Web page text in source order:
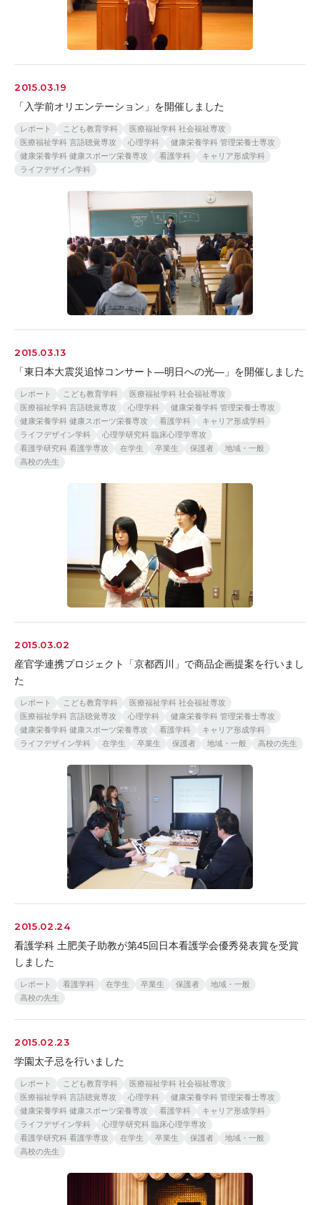
2015.03.19
「入学前オリエンテーション」を開催しました
レポート こども教育学科
医療福祉学科 社会福祉専攻
医療福祉学科 言語聴覚専攻
心理学科
健康栄養学科 管理栄養士専攻
健康栄養学科 健康スポーツ栄養専攻
看護学科
キャリア形成学科
ライフデザイン学科
2015.03.13
「東日本大震災追悼コンサート―明日への光―」を開催しました
レポート こども教育学科
医療福祉学科 社会福祉専攻
医療福祉学科 言語聴覚専攻
心理学科
健康栄養学科 管理栄養士専攻
健康栄養学科 健康スポーツ栄養専攻
看護学科
キャリア形成学科
ライフデザイン学科
心理学研究科 臨床心理学専攻
看護学研究科 看護学専攻
在学生 卒業生 保護者
地域・一般
高校の先生
2015.03.02
産官学連携プロジェクト「京都西川」で商品企画提案を行いまし
た
レポート こども教育学科
医療福祉学科 社会福祉専攻
医療福祉学科 言語聴覚専攻
心理学科
健康栄養学科 管理栄養士専攻
健康栄養学科 健康スポーツ栄養専攻
看護学科
キャリア形成学科
ライフデザイン学科
在学生 卒業生 保護者 地域・一般 高校の先生
2015.02.24
看護学科 土肥美子助教が第45回日本看護学会優秀発表賞を受賞
しました
レポート 看護学科 在学生 卒業生 保護者
地域・一般
高校の先生
2015.02.23
学園太子忌を行いました
レポート こども教育学科
医療福祉学科 社会福祉専攻
医療福祉学科 言語聴覚専攻
心理学科
健康栄養学科 管理栄養士専攻
健康栄養学科 健康スポーツ栄養専攻
看護学科
キャリア形成学科
ライフデザイン学科
心理学研究科 臨床心理学専攻
看護学研究科 看護学専攻
在学生 卒業生 保護者
地域・一般
高校の先生